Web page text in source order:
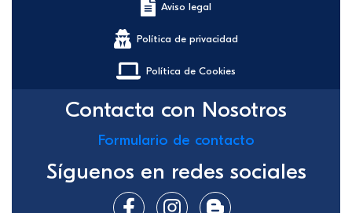
Aviso legal
Política de privacidad
Política de Cookies
Contacta con Nosotros
Formulario de contacto
Síguenos en redes sociales